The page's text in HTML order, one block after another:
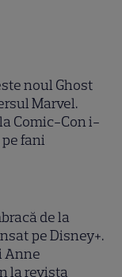
noul Ghost
Marvel.
Comic-Con i-
fani
de la
pe Disney+.
Anne
la revista